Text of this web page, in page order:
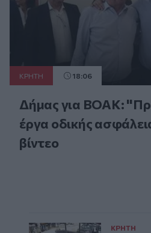
ΚΡΗΤΗ 18:06
Δήμας για ΒΟΑΚ:
έργα οδικής
βίντεο
ΚΡΗΤΗ